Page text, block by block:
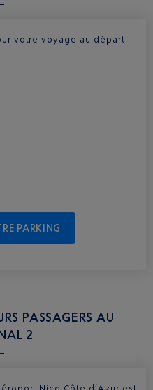
votre voyage au départ
PARKING
PASSAGERS AU
2